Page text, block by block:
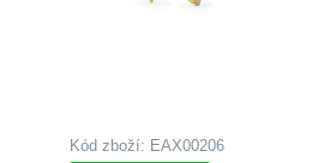
Kód zboží: EAX00206